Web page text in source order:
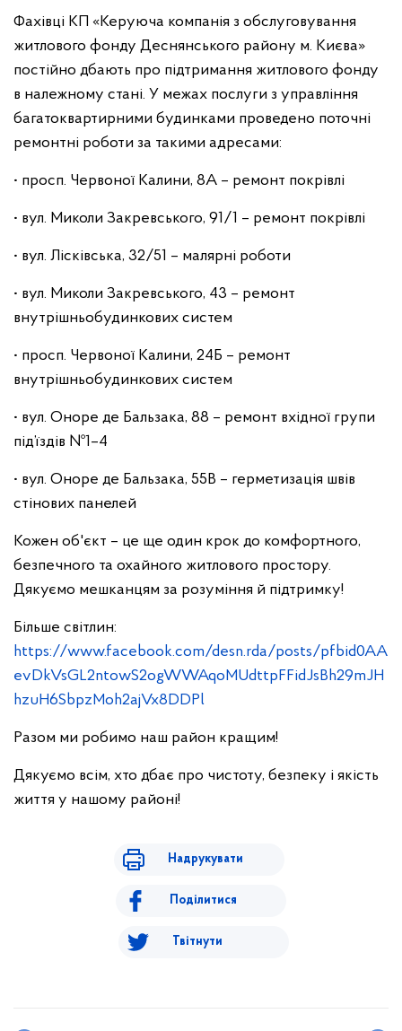
Фахівці КП «Керуюча компанія з обслуговування
житлового фонду Деснянського району м. Києва»
постійно дбають про підтримання житлового фонду
в належному стані. У межах послуги з управління
багатоквартирними будинками проведено поточні
ремонтні роботи за такими адресами:
• просп. Червоної Калини, 8А – ремонт покрівлі
• вул. Миколи Закревського, 91/1 – ремонт покрівлі
• вул. Лісківська, 32/51 – малярні роботи
• вул. Миколи Закревського, 43 – ремонт
внутрішньобудинкових систем
• просп. Червоної Калини, 24Б – ремонт
внутрішньобудинкових систем
• вул. Оноре де Бальзака, 88 – ремонт вхідної групи
під’їздів №1–4
• вул. Оноре де Бальзака, 55В – герметизація швів
стінових панелей
Кожен об'єкт – це ще один крок до комфортного,
безпечного та охайного житлового простору.
Дякуємо мешканцям за розуміння й підтримку!
Більше світлин:
https://www.facebook.com/desn.rda/posts/pfbid0AA
evDkVsGL2ntowS2ogWWAqoMUdttpFFidJsBh29mJH
hzuH6SbpzMoh2ajVx8DDPl
Разом ми робимо наш район кращим!
Дякуємо всім, хто дбає про чистоту, безпеку і якість
життя у нашому районі!
Надрукувати
Поділитися
Твітнути